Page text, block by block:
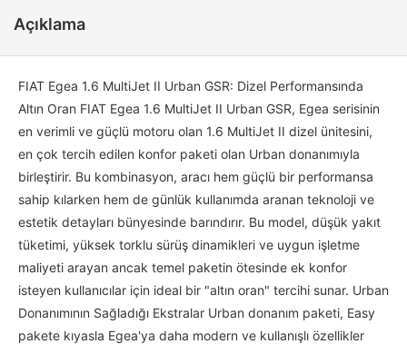
Açıklama
FIAT Egea 1.6 MultiJet II Urban GSR: Dizel Performansında
Altın Oran FIAT Egea 1.6 MultiJet II Urban GSR, Egea serisinin
en verimli ve güçlü motoru olan 1.6 MultiJet II dizel ünitesini,
en çok tercih edilen konfor paketi olan Urban donanımıyla
birleştirir. Bu kombinasyon, aracı hem güçlü bir performansa
sahip kılarken hem de günlük kullanımda aranan teknoloji ve
estetik detayları bünyesinde barındırır. Bu model, düşük yakıt
tüketimi, yüksek torklu sürüş dinamikleri ve uygun işletme
maliyeti arayan ancak temel paketin ötesinde ek konfor
isteyen kullanıcılar için ideal bir "altın oran" tercihi sunar. Urban
Donanımının Sağladığı Ekstralar Urban donanım paketi, Easy
pakete kıyasla Egea'ya daha modern ve kullanışlı özellikler